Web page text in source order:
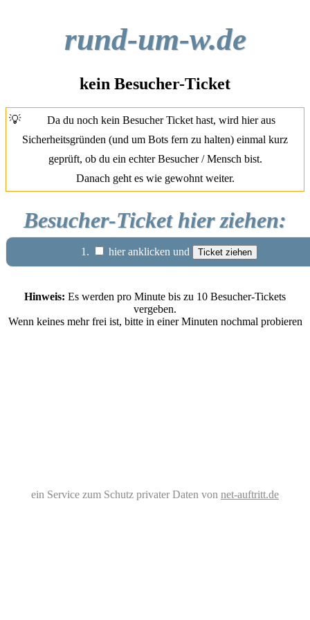
rund-um-w.de
kein Besucher-Ticket
💡
Da du noch kein Besucher Ticket hast, wird hier aus
Sicherheitsgründen (und um Bots fern zu halten) einmal kurz
geprüft, ob du ein echter Besucher / Mensch bist.
Danach geht es wie gewohnt weiter.
Besucher-Ticket hier ziehen:
1. hier anklicken und
Hinweis: Es werden pro Minute bis zu 10 Besucher-Tickets
vergeben.
Wenn keines mehr frei ist, bitte in einer Minuten nochmal probieren
ein Service zum Schutz privater Daten von net-auftritt.de